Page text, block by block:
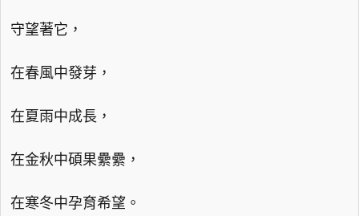
守望著它，
在春風中發芽，
在夏雨中成長，
在金秋中碩果纍纍，
在寒冬中孕育希望。